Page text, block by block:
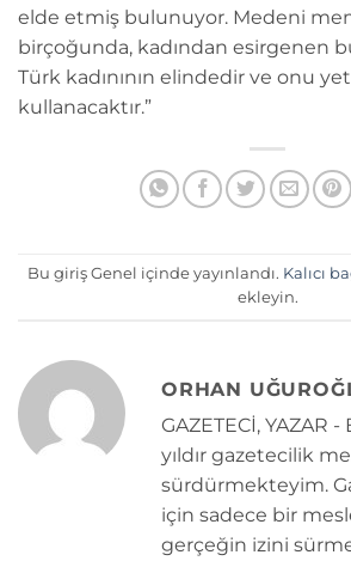
elde etmiş bulunuyor. Medeni
birçoğunda, kadından esirgenen
Türk kadınının elindedir ve onu
kullanacaktır.”
Bu giriş Genel içinde yayınlandı. Kalıcı
ekleyin.
ORHAN
GAZETECİ, YAZAR
yıldır gazetecilik
sürdürmekteyim.
için sadece bir
gerçeğin izini